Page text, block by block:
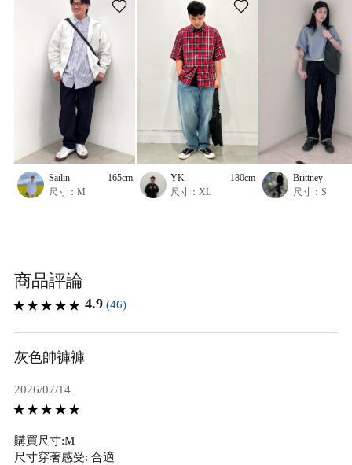
Sailin
165cm
尺寸：M
YK
180cm
尺寸：XL
Brittney
尺寸：S
商品評論
4.9 (46)
灰色帥褲褲
2026/07/14
購買尺寸:M
尺寸穿著感受: 合適